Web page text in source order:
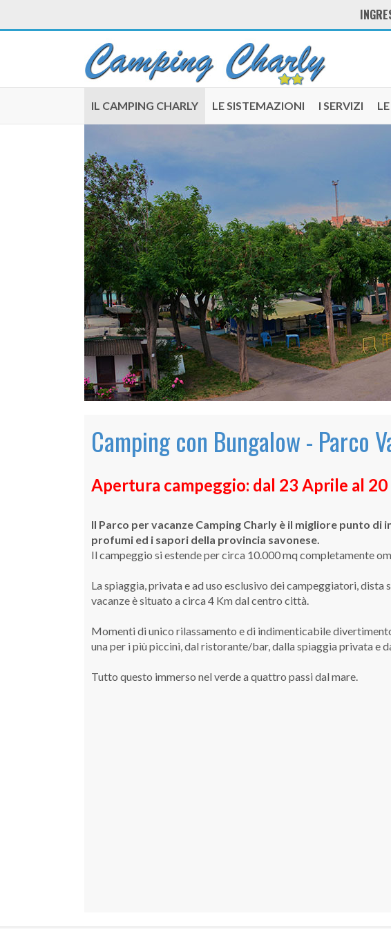
IL CAMPING CHARLY LE SISTEMAZIONI I SERVIZI
Camping con Bungalow - Parco
Apertura campeggio: dal 23 Aprile al
Il Parco per vacanze Camping Charly è il migliore punto
profumi ed i sapori della provincia savonese.
Il campeggio si estende per circa 10.000 mq completamente
La spiaggia, privata e ad uso esclusivo dei campeggiatori,
vacanze è situato a circa 4 Km dal centro città.
Momenti di unico rilassamento e di indimenticabile
una per i più piccini, dal ristorante/bar, dalla spiaggia privata e
Tutto questo immerso nel verde a quattro passi dal mare.